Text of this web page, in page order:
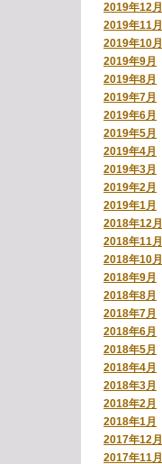
2019年12月
2019年11月
2019年10月
2019年9月
2019年8月
2019年7月
2019年6月
2019年5月
2019年4月
2019年3月
2019年2月
2019年1月
2018年12月
2018年11月
2018年10月
2018年9月
2018年8月
2018年7月
2018年6月
2018年5月
2018年4月
2018年3月
2018年2月
2018年1月
2017年12月
2017年11月